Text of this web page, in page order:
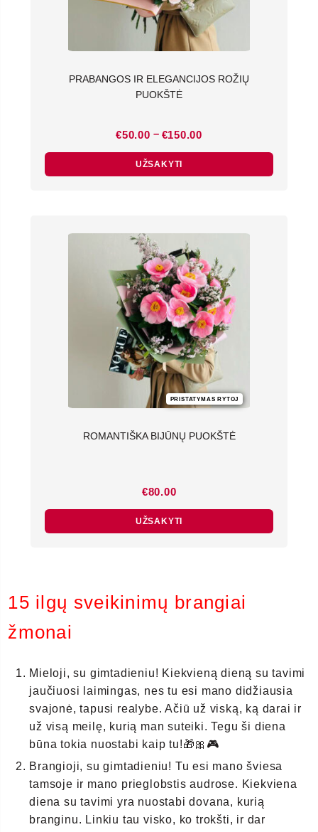
PRABANGOS IR ELEGANCIJOS ROŽIŲ
PUOKŠTĖ
€50.00 – €150.00Price
€50.00
€150.00
UŽSAKYTI
PRISTATYMAS RYTOJ
ROMANTIŠKA BIJŪNŲ PUOKŠTĖ
€80.00
UŽSAKYTI
15 ilgų sveikinimų brangiai
žmonai
Mieloji, su gimtadieniu! Kiekvieną dieną su tavimi
jaučiuosi laimingas, nes tu esi mano didžiausia
svajonė, tapusi realybe. Ačiū už viską, ką darai ir
už visą meilę, kurią man suteiki. Tegu ši diena
būna tokia nuostabi kaip tu!🎁🎀🎮
Brangioji, su gimtadieniu! Tu esi mano šviesa
tamsoje ir mano prieglobstis audrose. Kiekviena
diena su tavimi yra nuostabi dovana, kurią
branginu. Linkiu tau visko, ko trokšti, ir dar